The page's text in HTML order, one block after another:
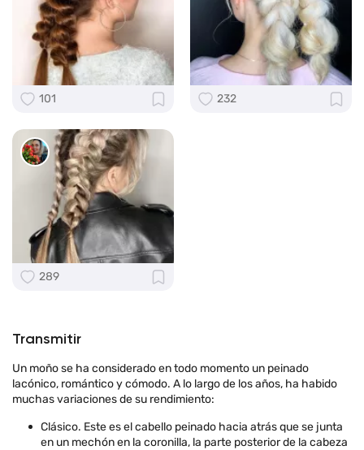
101 232
289
Transmitir
Un moño se ha considerado en todo momento un peinado
lacónico, romántico y cómodo. A lo largo de los años, ha habido
muchas variaciones de su rendimiento:
Clásico. Este es el cabello peinado hacia atrás que se junta
en un mechón en la coronilla, la parte posterior de la cabeza